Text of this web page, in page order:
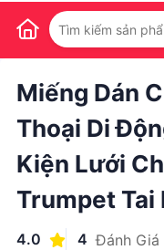
1 / 1
Miếng Dán
Thoại Di
Kiện Lưới
Trumpet Tai
4.0 4 Đánh Giá